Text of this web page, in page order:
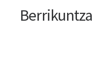
Berrikuntza